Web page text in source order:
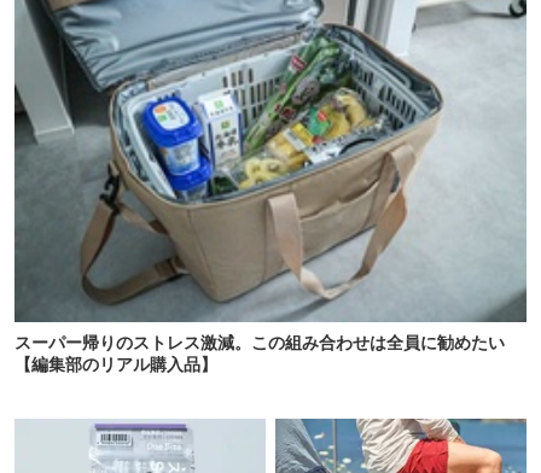
スーパー帰りのストレス激減。この組み合わせは全員に勧めたい
【編集部のリアル購入品】